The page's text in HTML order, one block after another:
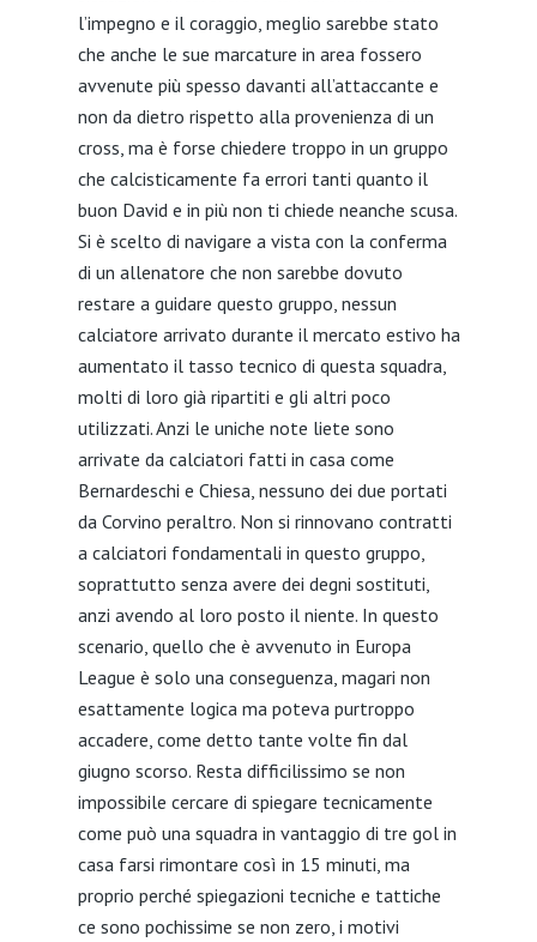
l’impegno e il coraggio, meglio sarebbe stato
che anche le sue marcature in area fossero
avvenute più spesso davanti all’attaccante e
non da dietro rispetto alla provenienza di un
cross, ma è forse chiedere troppo in un gruppo
che calcisticamente fa errori tanti quanto il
buon David e in più non ti chiede neanche scusa.
Si è scelto di navigare a vista con la conferma
di un allenatore che non sarebbe dovuto
restare a guidare questo gruppo, nessun
calciatore arrivato durante il mercato estivo ha
aumentato il tasso tecnico di questa squadra,
molti di loro già ripartiti e gli altri poco
utilizzati. Anzi le uniche note liete sono
arrivate da calciatori fatti in casa come
Bernardeschi e Chiesa, nessuno dei due portati
da Corvino peraltro. Non si rinnovano contratti
a calciatori fondamentali in questo gruppo,
soprattutto senza avere dei degni sostituti,
anzi avendo al loro posto il niente. In questo
scenario, quello che è avvenuto in Europa
League è solo una conseguenza, magari non
esattamente logica ma poteva purtroppo
accadere, come detto tante volte fin dal
giugno scorso. Resta difficilissimo se non
impossibile cercare di spiegare tecnicamente
come può una squadra in vantaggio di tre gol in
casa farsi rimontare così in 15 minuti, ma
proprio perché spiegazioni tecniche e tattiche
ce sono pochissime se non zero, i motivi